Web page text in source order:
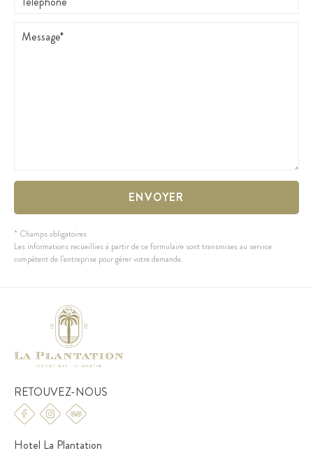
* Champs obligatoires
Les informations recueillies à partir de ce formulaire sont transmises au service
compétent de l’entreprise pour gérer votre demande.
RETOUVEZ-NOUS
Hotel La Plantation